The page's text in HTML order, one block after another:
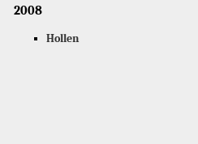
2008
Hollen